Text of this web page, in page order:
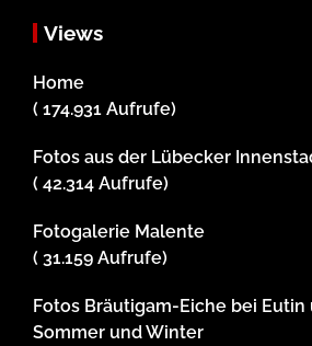
Views
Home
( 174.931 Aufrufe)
Fotos aus der Lübecker
( 42.314 Aufrufe)
Fotogalerie Malente
( 31.159 Aufrufe)
Fotos Bräutigam-Eiche bei Eutin
Sommer und Winter